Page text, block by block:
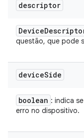
descriptor
Device
questão, que pode
deviceSide
boolean : indica
erro no dispositivo.